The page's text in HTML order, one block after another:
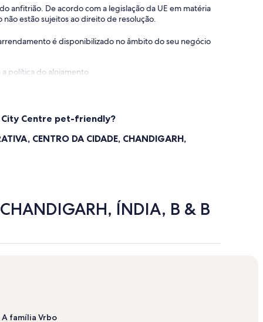
anfitrião. De acordo com a legislação da UE em matéria
estão sujeitos ao direito de resolução.
é disponibilizado no âmbito do seu negócio
política do alojamento.
City Centre pet-friendly?
CENTRO DA CIDADE, CHANDIGARH,
ÍNDIA, B & B
A família Vrbo